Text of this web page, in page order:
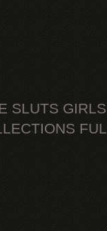
SLUTS